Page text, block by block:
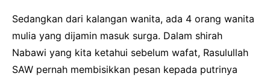
Sedangkan dari kalangan wanita, ada 4 orang wanita
mulia yang dijamin masuk surga. Dalam shirah
Nabawi yang kita ketahui sebelum wafat, Rasulullah
SAW pernah membisikkan pesan kepada putrinya